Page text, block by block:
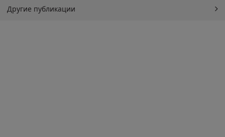
Другие публикации